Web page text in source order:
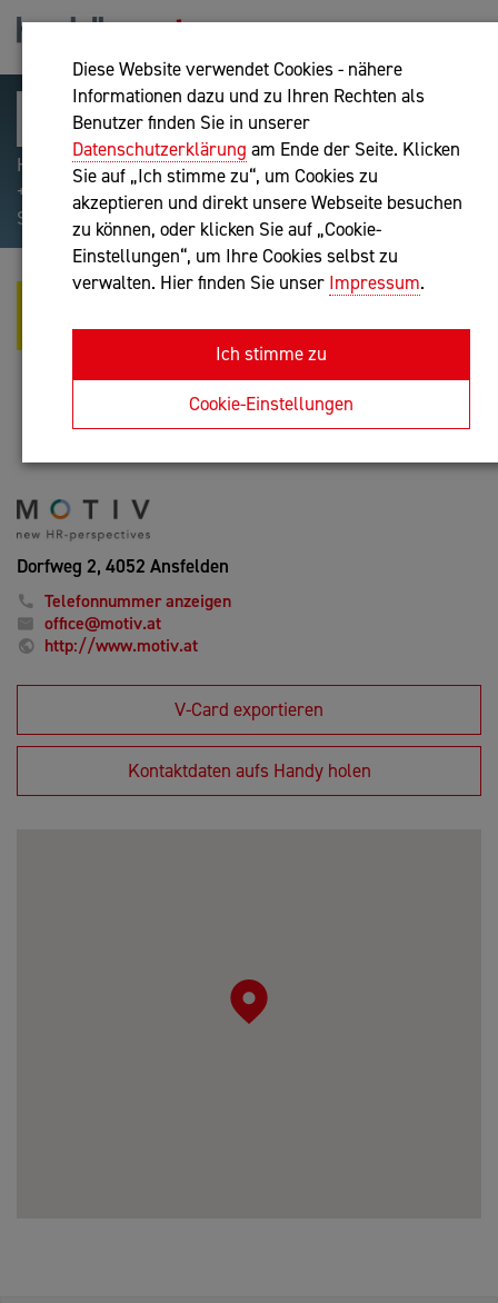
Diese Website verwendet Cookies - nähere
Informationen dazu und zu Ihren Rechten als
Benutzer finden Sie in unserer
Datenschutzerklärung am Ende der Seite. Klicken
Sie auf „Ich stimme zu“, um Cookies zu
akzeptieren und direkt unsere Webseite besuchen
zu können, oder klicken Sie auf „Cookie-
Einstellungen“, um Ihre Cookies selbst zu
verwalten. Hier finden Sie unser Impressum.
Ich stimme zu
Cookie-Einstellungen
Hilfreiche Suchparameter: Begriff einschließen:
+webshop, Begriff ausschließen: -webshop, Exakter
Suchbegriff: "internet of things"
MOTIV PERSONAL CONSULTING
GMBH
Unternehmensberatung
Anfrage oder Rückruf
Dorfweg 2, 4052 Ansfelden
Telefonnummer anzeigen
office@motiv.at
http://www.motiv.at
V-Card exportieren
Kontaktdaten aufs Handy holen